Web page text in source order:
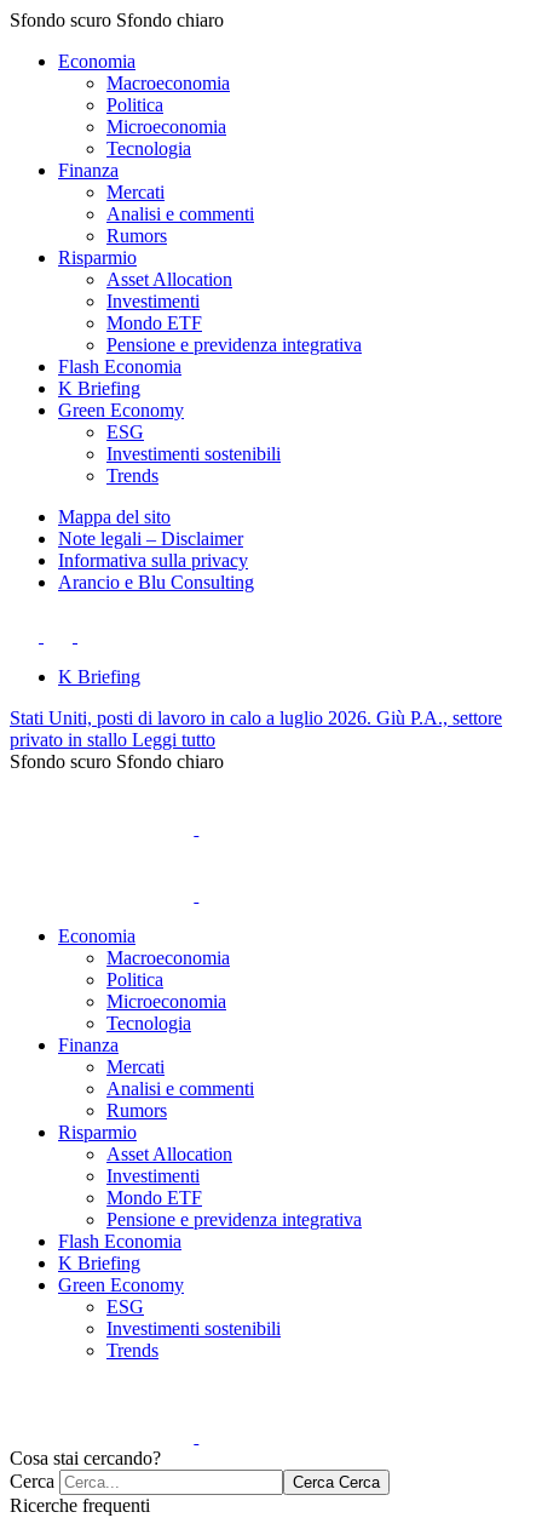
Sfondo scuro Sfondo chiaro
Economia
Macroeconomia
Politica
Microeconomia
Tecnologia
Finanza
Mercati
Analisi e commenti
Rumors
Risparmio
Asset Allocation
Investimenti
Mondo ETF
Pensione e previdenza integrativa
Flash Economia
K Briefing
Green Economy
ESG
Investimenti sostenibili
Trends
Mappa del sito
Note legali – Disclaimer
Informativa sulla privacy
Arancio e Blu Consulting
K Briefing
Stati Uniti, posti di lavoro in calo a luglio 2026. Giù P.A., settore
privato in stallo Leggi tutto
Sfondo scuro Sfondo chiaro
Economia
Macroeconomia
Politica
Microeconomia
Tecnologia
Finanza
Mercati
Analisi e commenti
Rumors
Risparmio
Asset Allocation
Investimenti
Mondo ETF
Pensione e previdenza integrativa
Flash Economia
K Briefing
Green Economy
ESG
Investimenti sostenibili
Trends
Cosa stai cercando?
Cerca
Cerca Cerca
Ricerche frequenti